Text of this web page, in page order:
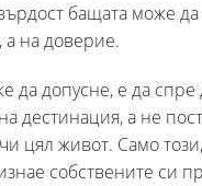
бащата може да
а на доверие.
допусне, е да спре
дестинация, а не
цял живот. Само
собствените си